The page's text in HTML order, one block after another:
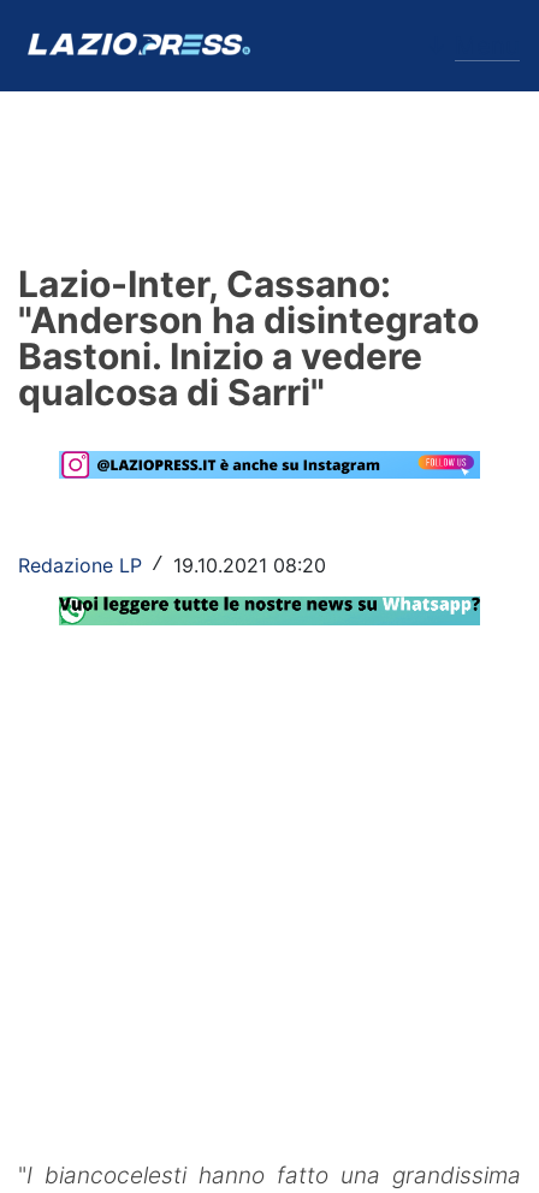
Formello
Infortuni
Primavera
Calciomercato
Rassegna Lazio
Social
Lazio-Inter, Cassano:
"Anderson ha disintegrato
Bastoni. Inizio a vedere
qualcosa di Sarri"
Redazione LP / 19.10.2021 08:20
"I biancocelesti hanno fatto una grandissima